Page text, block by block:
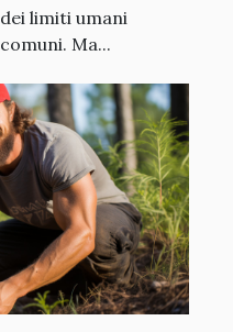
dei limiti umani
comuni. Ma...